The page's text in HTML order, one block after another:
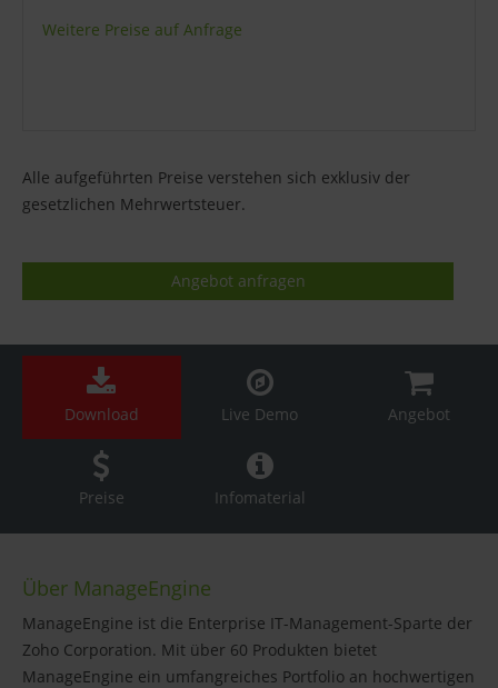
Weitere Preise auf Anfrage
Alle aufgeführten Preise verstehen sich exklusiv der
gesetzlichen Mehrwertsteuer.
Angebot anfragen
Download Live Demo Angebot
Preise Infomaterial
Über ManageEngine
ManageEngine ist die Enterprise IT-Management-Sparte der
Zoho Corporation. Mit über 60 Produkten bietet
ManageEngine ein umfangreiches Portfolio an hochwertigen